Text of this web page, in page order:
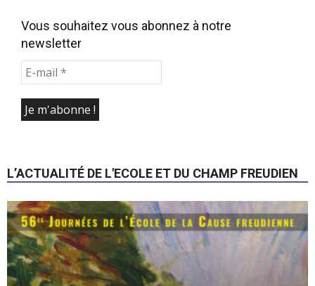
Vous souhaitez vous abonnez à notre
newsletter
L’ACTUALITÉ DE L'ECOLE ET DU CHAMP FREUDIEN